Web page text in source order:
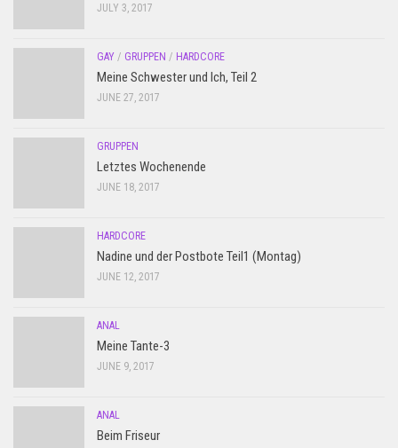
JULY 3, 2017
GAY / GRUPPEN / HARDCORE
Meine Schwester und Ich, Teil 2
JUNE 27, 2017
GRUPPEN
Letztes Wochenende
JUNE 18, 2017
HARDCORE
Nadine und der Postbote Teil1 (Montag)
JUNE 12, 2017
ANAL
Meine Tante-3
JUNE 9, 2017
ANAL
Beim Friseur